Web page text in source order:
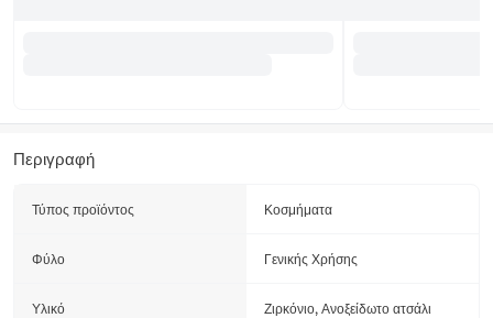
Περιγραφή
Τύπος προϊόντος Κοσμήματα
Φύλο Γενικής Χρήσης
Υλικό Ζιρκόνιο, Ανοξείδωτο ατσάλι